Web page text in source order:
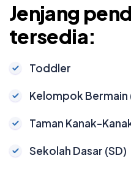
Jenjang
tersedia:
Toddler
Kelompok Bermain
Taman Kanak-
Sekolah Dasar (SD)